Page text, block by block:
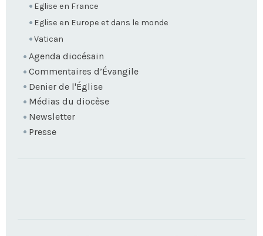
Eglise en France
Eglise en Europe et dans le monde
Vatican
Agenda diocésain
Commentaires d’Évangile
Denier de l'Église
Médias du diocèse
Newsletter
Presse